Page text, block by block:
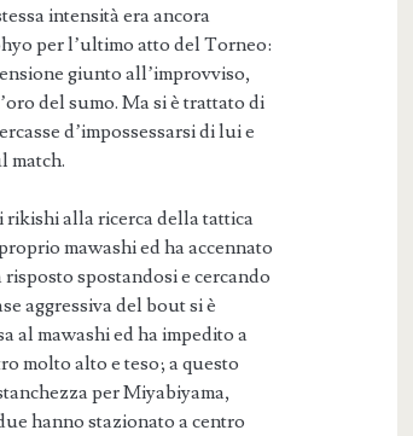
intensità era ancora
per l’ultimo atto del Torneo:
giunto all’improvviso,
del sumo. Ma si è trattato di
d’impossessarsi di lui e
match.
rikishi alla ricerca della tattica
mawashi ed ha accennato
spostandosi e cercando
aggressiva del bout si è
al mawashi ed ha impedito a
molto alto e teso; a questo
per Miyabiyama,
hanno stazionato a centro